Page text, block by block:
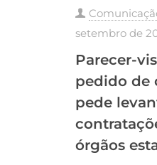
setembro de
Parecer-
pedido de
pede
órgãos